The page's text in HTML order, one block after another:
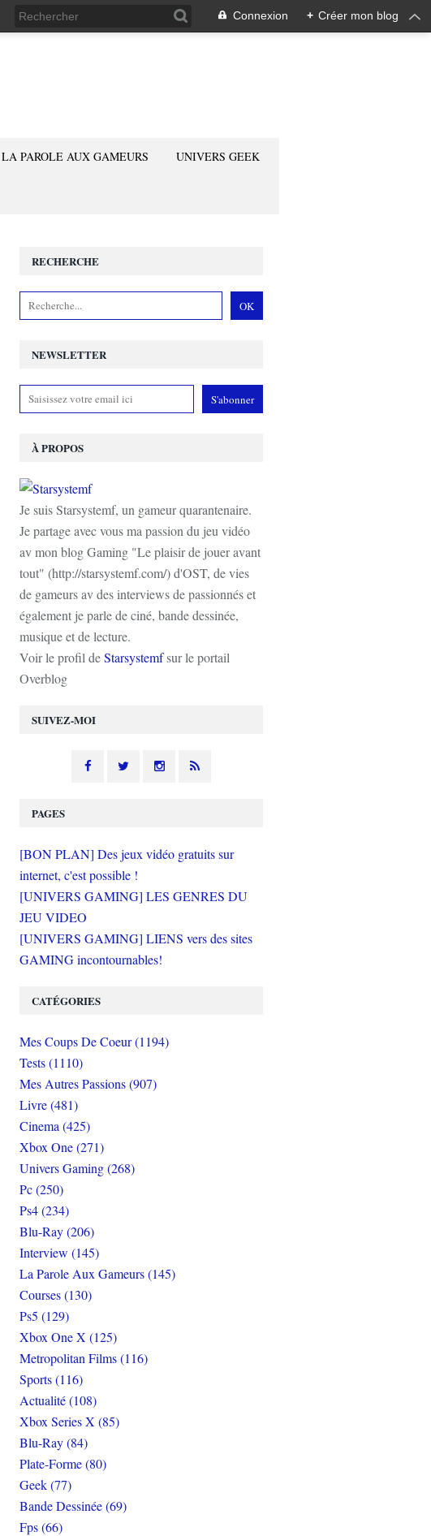
Connexion + Créer mon blog
LA PAROLE AUX GAMEURS UNIVERS GEEK
NEWSLETTER
SUIVEZ-MOI
RECHERCHE
À PROPOS
Je suis Starsystemf, un gameur quarantenaire.
Je partage avec vous ma passion du jeu vidéo
av mon blog Gaming "Le plaisir de jouer avant
tout" (http://starsystemf.com/) d'OST, de vies
de gameurs av des interviews de passionnés et
également je parle de ciné, bande dessinée,
musique et de lecture.
Voir le profil deStarsystemfsur le portail
Overblog
PAGES
[BON PLAN] Des jeux vidéo gratuits sur
internet, c'est possible !
[UNIVERS GAMING] LES GENRES DU
JEU VIDEO
[UNIVERS GAMING] LIENS vers des sites
GAMING incontournables!
CATÉGORIES
Mes Coups De Coeur (1194)
Tests (1110)
Mes Autres Passions (907)
Livre (481)
Cinema (425)
Xbox One (271)
Univers Gaming (268)
Pc (250)
Ps4 (234)
Blu-Ray (206)
Interview (145)
La Parole Aux Gameurs (145)
Courses (130)
Ps5 (129)
Xbox One X (125)
Metropolitan Films (116)
Sports (116)
Actualité (108)
Xbox Series X (85)
Blu-Ray (84)
Plate-Forme (80)
Geek (77)
Bande Dessinée (69)
Fps (66)